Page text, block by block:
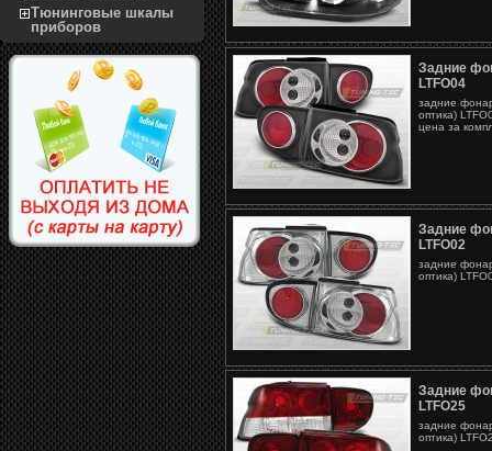
Тюнинговые шкалы
приборов
Задние
LTFO04
задние
оптика)
цена за
Задние
LTFO02
задние
оптика)
Задние
LTFO25
задние
оптика)